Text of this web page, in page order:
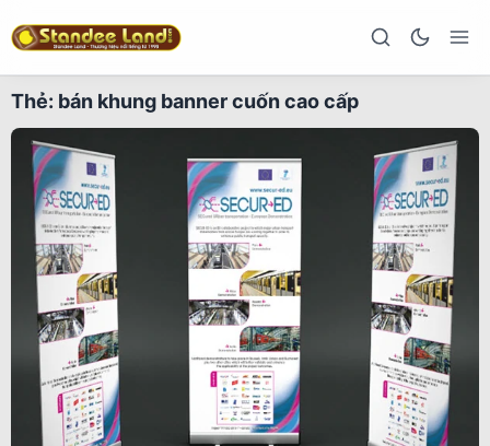
Thẻ: bán khung banner cuốn cao cấp